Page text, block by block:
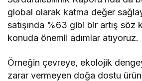
global olarak katma değer
satışında %63 gibi bir artış söz
konuda önemli adımlar atıyoruz.
Örneğin çevreye, ekolojik
zarar vermeyen doğa dostu